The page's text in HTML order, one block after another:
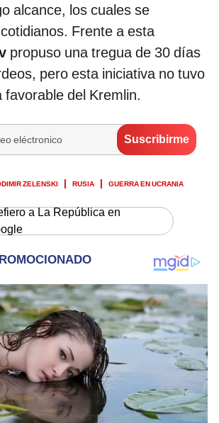
alcance, los cuales se
Frente a esta
propuso una tregua de 30 días
pero esta iniciativa no tuvo
favorable del Kremlin.
ZELENSKI RUSIA GUERRA EN UCRANIA
a La República en